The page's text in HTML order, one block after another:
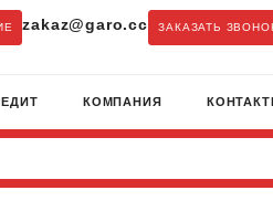
zakaz@garo.cc ЗАКАЗАТЬ
КОМПАНИЯ